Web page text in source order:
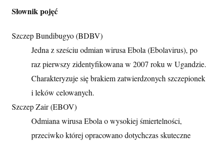
Słownik pojęć
Szczep Bundibugyo (BDBV)
Jedna z sześciu odmian wirusa Ebola (Ebolavirus), po
raz pierwszy zidentyfikowana w 2007 roku w Ugandzie.
Charakteryzuje się brakiem zatwierdzonych szczepionek
i leków celowanych.
Szczep Zair (EBOV)
Odmiana wirusa Ebola o wysokiej śmiertelności,
przeciwko której opracowano dotychczas skuteczne